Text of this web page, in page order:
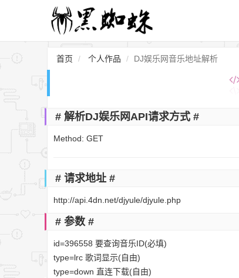
首页 个人作品 DJ娱乐网音乐地址解析
# 解析DJ娱乐网API请求方式 #
Method: GET
# 请求地址 #
http://api.4dn.net/djyule/djyule.php
# 参数 #
id=396558 要查询音乐ID(必填)
type=lrc 歌词显示(自由)
type=down 直连下载(自由)